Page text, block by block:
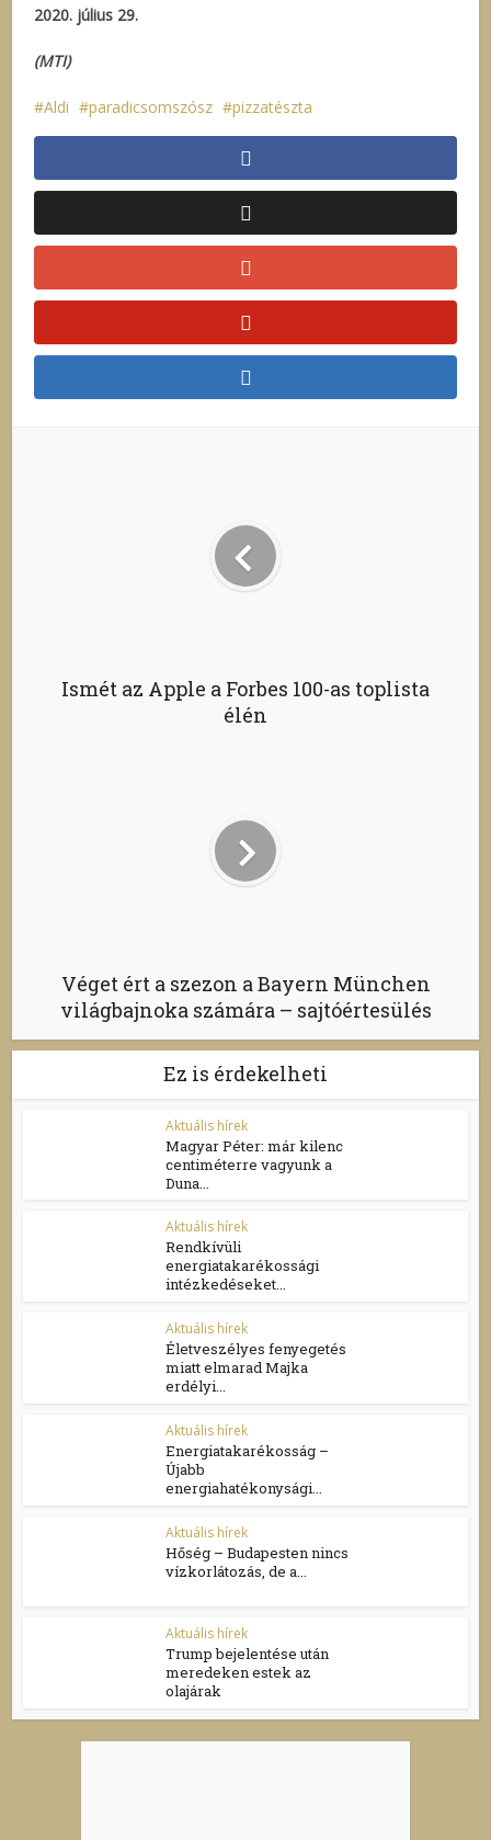
2020. július 29.
(MTI)
Aldi paradicsomszósz pizzatészta
Ismét az Apple a Forbes 100-as toplista
élén
Véget ért a szezon a Bayern München
világbajnoka számára – sajtóértesülés
Ez is érdekelheti
Aktuális hírek
Magyar Péter: már kilenc
centiméterre vagyunk a
Duna...
Aktuális hírek
Rendkívüli
energiatakarékossági
intézkedéseket...
Aktuális hírek
Életveszélyes fenyegetés
miatt elmarad Majka
erdélyi...
Aktuális hírek
Energiatakarékosság –
Újabb
energiahatékonysági...
Aktuális hírek
Hőség – Budapesten nincs
vízkorlátozás, de a...
Aktuális hírek
Trump bejelentése után
meredeken estek az
olajárak